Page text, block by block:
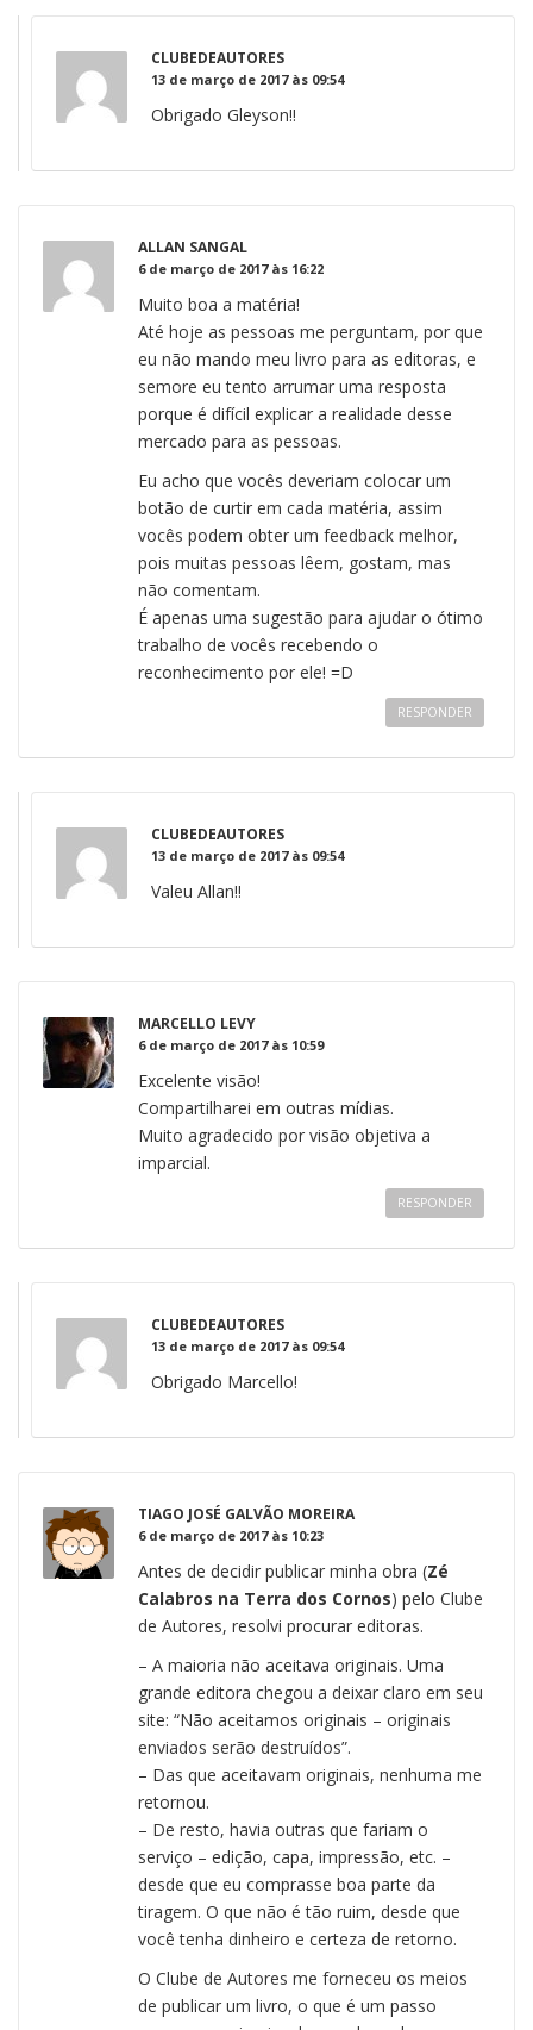
CLUBEDEAUTORES
13 de março de 2017 às 09:54
Obrigado Gleyson!!
ALLAN SANGAL
6 de março de 2017 às 16:22
Muito boa a matéria!
Até hoje as pessoas me perguntam, por que
eu não mando meu livro para as editoras, e
semore eu tento arrumar uma resposta
porque é difícil explicar a realidade desse
mercado para as pessoas.
Eu acho que vocês deveriam colocar um
botão de curtir em cada matéria, assim
vocês podem obter um feedback melhor,
pois muitas pessoas lêem, gostam, mas
não comentam.
É apenas uma sugestão para ajudar o ótimo
trabalho de vocês recebendo o
reconhecimento por ele! =D
RESPONDER
CLUBEDEAUTORES
13 de março de 2017 às 09:54
Valeu Allan!!
MARCELLO LEVY
6 de março de 2017 às 10:59
Excelente visão!
Compartilharei em outras mídias.
Muito agradecido por visão objetiva a
imparcial.
RESPONDER
CLUBEDEAUTORES
13 de março de 2017 às 09:54
Obrigado Marcello!
TIAGO JOSÉ GALVÃO MOREIRA
6 de março de 2017 às 10:23
Antes de decidir publicar minha obra (Zé
Calabros na Terra dos Cornos) pelo Clube
de Autores, resolvi procurar editoras.
– A maioria não aceitava originais. Uma
grande editora chegou a deixar claro em seu
site: “Não aceitamos originais – originais
enviados serão destruídos”.
– Das que aceitavam originais, nenhuma me
retornou.
– De resto, havia outras que fariam o
serviço – edição, capa, impressão, etc. –
desde que eu comprasse boa parte da
tiragem. O que não é tão ruim, desde que
você tenha dinheiro e certeza de retorno.
O Clube de Autores me forneceu os meios
de publicar um livro, o que é um passo